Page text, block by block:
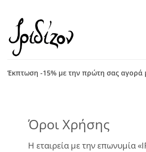
περιεχόμενο
Έκπτωση -15% με την πρώτη σας αγορά
Όροι Χρήσης
Η εταιρεία με την επωνυμία